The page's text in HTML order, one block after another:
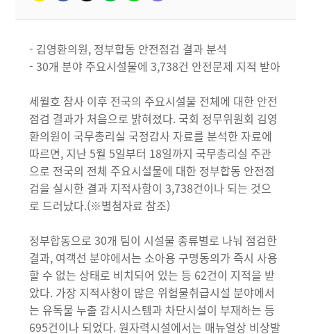
- 김영환의원, 정부합동 안전점검 결과 분석
- 30개 분야 주요시설물에 3,738건 안전문제 지적 받아
세월호 참사 이후 전국의 주요시설물 전체에 대한 안전
점검 결과가 처음으로 밝혀졌다. 국회 정무위원회 김영
환의원이 국무총리실 국정감사 자료를 분석한 자료에
따르면, 지난 5월 5일부터 18일까지 국무총리실 주관
으로 전국의 전체 주요시설물에 대한 정부합동 안전점
검을 실시한 결과 지적사항이 3,738건이나 되는 것으
로 드러났다.(※별첨자료 참조)
정부합동으로 30개 팀이 시설물 종류별로 나눠 점검한
결과, 여객선 분야에서는 소아용 구명동의가 즉시 사용
할 수 없는 상태로 비치되어 있는 등 62건이 지적을 받
았다. 가장 지적사항이 많은 위험물취급시설 분야에서
는 유독물 누출 감시시스템과 차단시설이 부재하는 등
695건이나 되었다. 원자력시설에서는 매뉴얼상 비상발